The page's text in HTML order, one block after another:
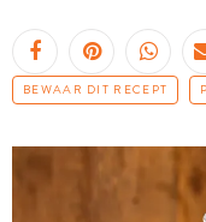
BEWAAR DIT RECEPT